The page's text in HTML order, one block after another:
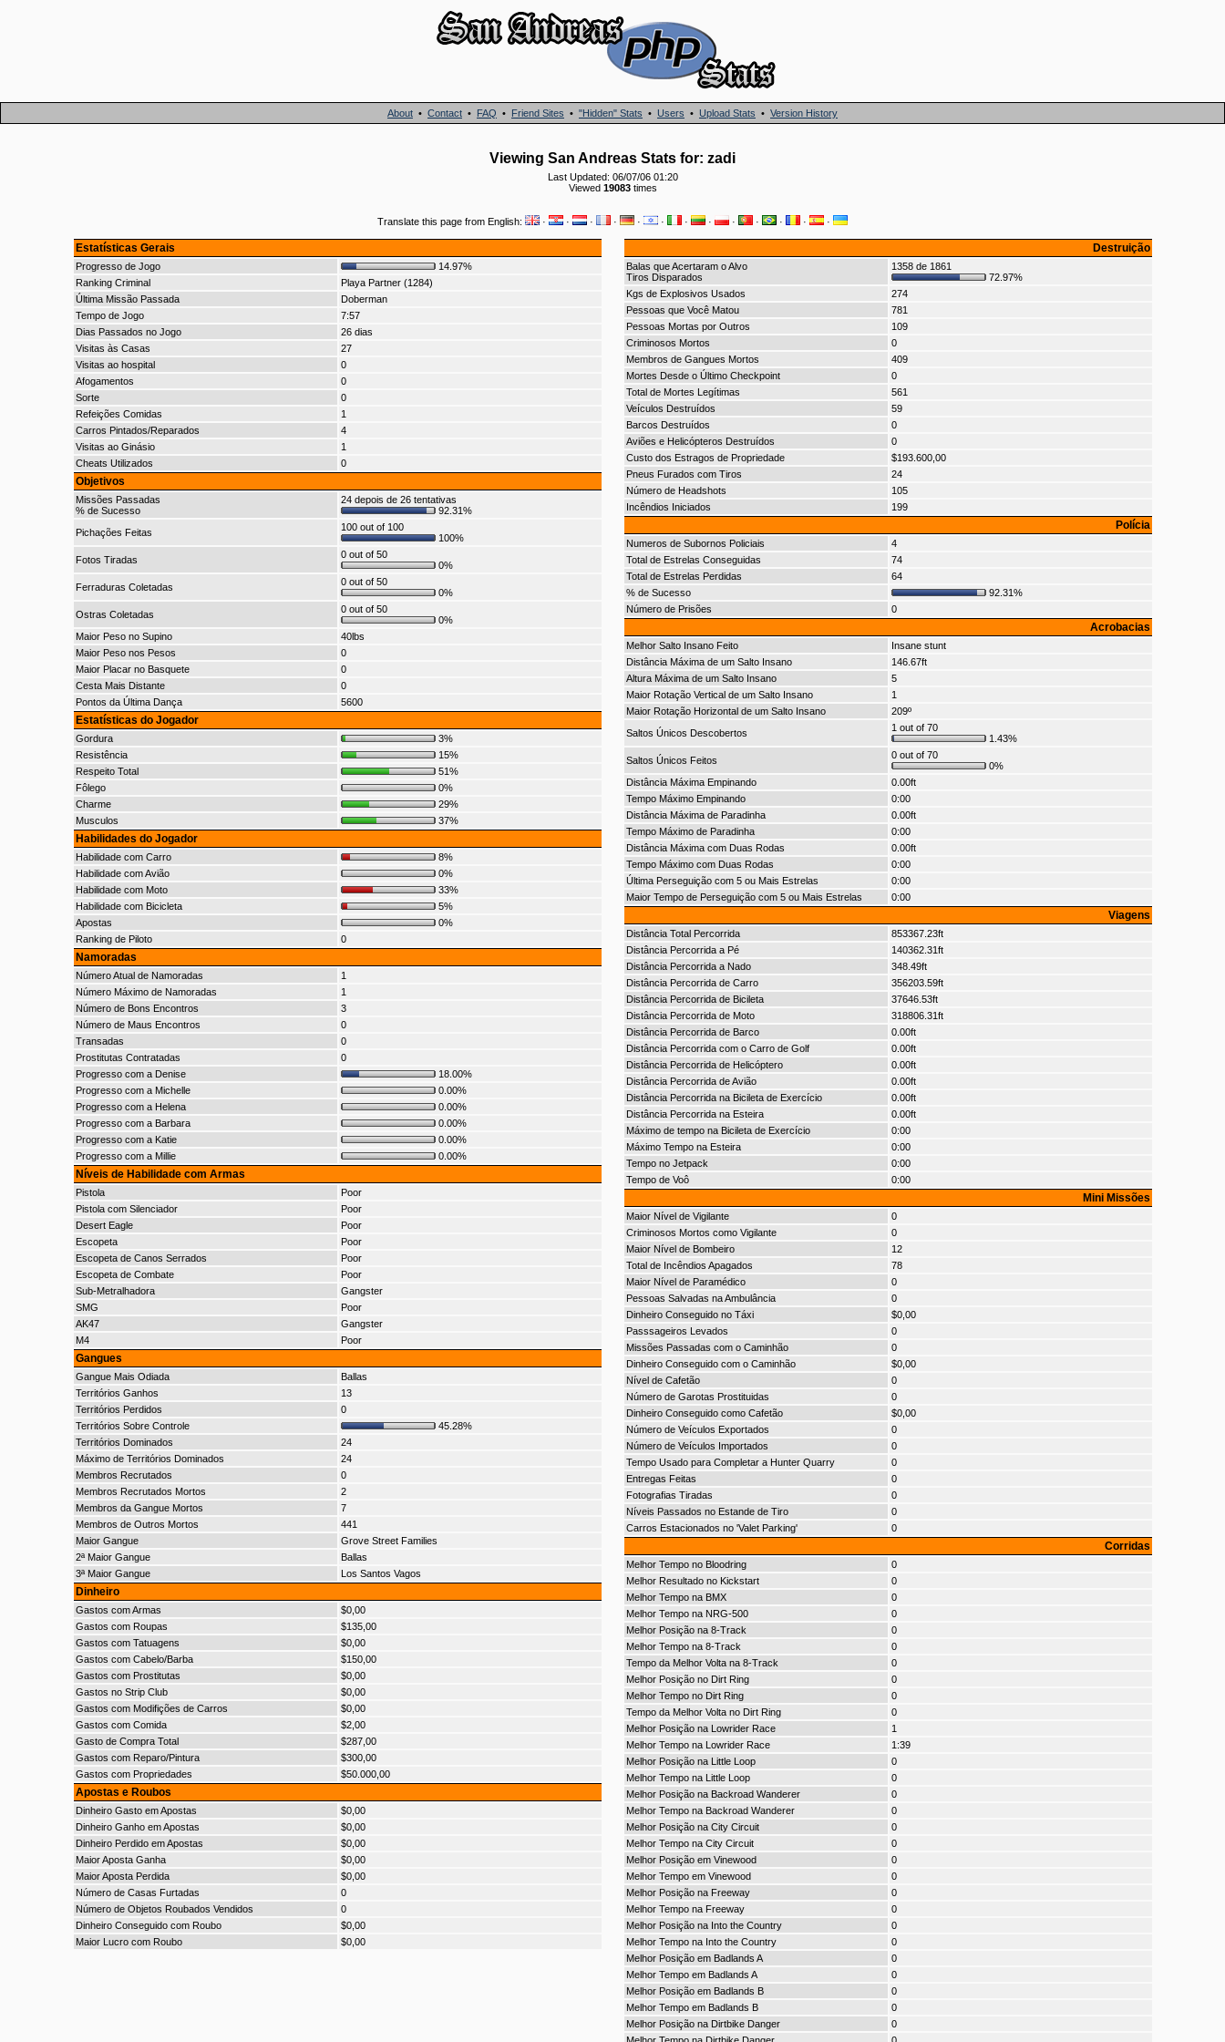
About • Contact • FAQ • Friend Sites • "Hidden" Stats • Users • Upload Stats • Version History
Viewing San Andreas Stats for: zadi
Last Updated: 06/07/06 01:20
Viewed 19083times
Translate this page from English: · · · · · · · · · · · · ·
Estatísticas Gerais
Progresso de Jogo
14.97%
Ranking Criminal
Playa Partner (1284)
Última Missão Passada
Doberman
Tempo de Jogo
7:57
Dias Passados no Jogo
26 dias
Visitas às Casas
27
Visitas ao hospital
0
Afogamentos
0
Sorte
0
Refeições Comidas
1
Carros Pintados/Reparados
4
Visitas ao Ginásio
1
Cheats Utilizados
0
Objetivos
Missões Passadas
% de Sucesso
24 depois de 26 tentativas
92.31%
Pichações Feitas
100 out of 100
100%
Fotos Tiradas
0 out of 50
0%
Ferraduras Coletadas
0 out of 50
0%
Ostras Coletadas
0 out of 50
0%
Maior Peso no Supino
40lbs
Maior Peso nos Pesos
0
Maior Placar no Basquete
0
Cesta Mais Distante
0
Pontos da Última Dança
5600
Estatísticas do Jogador
Gordura
3%
Resistência
15%
Respeito Total
51%
Fôlego
0%
Charme
29%
Musculos
37%
Habilidades do Jogador
Habilidade com Carro
8%
Habilidade com Avião
0%
Habilidade com Moto
33%
Habilidade com Bicicleta
5%
Apostas
0%
Ranking de Piloto
0
Namoradas
Número Atual de Namoradas
1
Número Máximo de Namoradas
1
Número de Bons Encontros
3
Número de Maus Encontros
0
Transadas
0
Prostitutas Contratadas
0
Progresso com a Denise
18.00%
Progresso com a Michelle
0.00%
Progresso com a Helena
0.00%
Progresso com a Barbara
0.00%
Progresso com a Katie
0.00%
Progresso com a Millie
0.00%
Níveis de Habilidade com Armas
Pistola
Poor
Pistola com Silenciador
Poor
Desert Eagle
Poor
Escopeta
Poor
Escopeta de Canos Serrados
Poor
Escopeta de Combate
Poor
Sub-Metralhadora
Gangster
SMG
Poor
AK47
Gangster
M4
Poor
Gangues
Gangue Mais Odiada
Ballas
Territórios Ganhos
13
Territórios Perdidos
0
Territórios Sobre Controle
45.28%
Territórios Dominados
24
Máximo de Territórios Dominados
24
Membros Recrutados
0
Membros Recrutados Mortos
2
Membros da Gangue Mortos
7
Membros de Outros Mortos
441
Maior Gangue
Grove Street Families
2ª Maior Gangue
Ballas
3ª Maior Gangue
Los Santos Vagos
Dinheiro
Gastos com Armas
$0,00
Gastos com Roupas
$135,00
Gastos com Tatuagens
$0,00
Gastos com Cabelo/Barba
$150,00
Gastos com Prostitutas
$0,00
Gastos no Strip Club
$0,00
Gastos com Modifições de Carros
$0,00
Gastos com Comida
$2,00
Gasto de Compra Total
$287,00
Gastos com Reparo/Pintura
$300,00
Gastos com Propriedades
$50.000,00
Apostas e Roubos
Dinheiro Gasto em Apostas
$0,00
Dinheiro Ganho em Apostas
$0,00
Dinheiro Perdido em Apostas
$0,00
Maior Aposta Ganha
$0,00
Maior Aposta Perdida
$0,00
Número de Casas Furtadas
0
Número de Objetos Roubados Vendidos
0
Dinheiro Conseguido com Roubo
$0,00
Maior Lucro com Roubo
$0,00
Destruição
Balas que Acertaram o Alvo
Tiros Disparados
1358 de 1861
72.97%
Kgs de Explosivos Usados
274
Pessoas que Você Matou
781
Pessoas Mortas por Outros
109
Criminosos Mortos
0
Membros de Gangues Mortos
409
Mortes Desde o Último Checkpoint
0
Total de Mortes Legítimas
561
Veículos Destruídos
59
Barcos Destruídos
0
Aviões e Helicópteros Destruídos
0
Custo dos Estragos de Propriedade
$193.600,00
Pneus Furados com Tiros
24
Número de Headshots
105
Incêndios Iniciados
199
Polícia
Numeros de Subornos Policiais
4
Total de Estrelas Conseguidas
74
Total de Estrelas Perdidas
64
% de Sucesso
92.31%
Número de Prisões
0
Acrobacias
Melhor Salto Insano Feito
Insane stunt
Distância Máxima de um Salto Insano
146.67ft
Altura Máxima de um Salto Insano
5
Maior Rotação Vertical de um Salto Insano
1
Maior Rotação Horizontal de um Salto Insano
209º
Saltos Únicos Descobertos
1 out of 70
1.43%
Saltos Únicos Feitos
0 out of 70
0%
Distância Máxima Empinando
0.00ft
Tempo Máximo Empinando
0:00
Distância Máxima de Paradinha
0.00ft
Tempo Máximo de Paradinha
0:00
Distância Máxima com Duas Rodas
0.00ft
Tempo Máximo com Duas Rodas
0:00
Última Perseguição com 5 ou Mais Estrelas
0:00
Maior Tempo de Perseguição com 5 ou Mais Estrelas
0:00
Viagens
Distância Total Percorrida
853367.23ft
Distância Percorrida a Pé
140362.31ft
Distância Percorrida a Nado
348.49ft
Distância Percorrida de Carro
356203.59ft
Distância Percorrida de Bicileta
37646.53ft
Distância Percorrida de Moto
318806.31ft
Distância Percorrida de Barco
0.00ft
Distância Percorrida com o Carro de Golf
0.00ft
Distância Percorrida de Helicóptero
0.00ft
Distância Percorrida de Avião
0.00ft
Distância Percorrida na Bicileta de Exercício
0.00ft
Distância Percorrida na Esteira
0.00ft
Máximo de tempo na Bicileta de Exercício
0:00
Máximo Tempo na Esteira
0:00
Tempo no Jetpack
0:00
Tempo de Voô
0:00
Mini Missões
Maior Nível de Vigilante
0
Criminosos Mortos como Vigilante
0
Maior Nível de Bombeiro
12
Total de Incêndios Apagados
78
Maior Nível de Paramédico
0
Pessoas Salvadas na Ambulância
0
Dinheiro Conseguido no Táxi
$0,00
Passsageiros Levados
0
Missões Passadas com o Caminhão
0
Dinheiro Conseguido com o Caminhão
$0,00
Nível de Cafetão
0
Número de Garotas Prostituidas
0
Dinheiro Conseguido como Cafetão
$0,00
Número de Veículos Exportados
0
Número de Veículos Importados
0
Tempo Usado para Completar a Hunter Quarry
0
Entregas Feitas
0
Fotografias Tiradas
0
Níveis Passados no Estande de Tiro
0
Carros Estacionados no 'Valet Parking'
0
Corridas
Melhor Tempo no Bloodring
0
Melhor Resultado no Kickstart
0
Melhor Tempo na BMX
0
Melhor Tempo na NRG-500
0
Melhor Posição na 8-Track
0
Melhor Tempo na 8-Track
0
Tempo da Melhor Volta na 8-Track
0
Melhor Posição no Dirt Ring
0
Melhor Tempo no Dirt Ring
0
Tempo da Melhor Volta no Dirt Ring
0
Melhor Posição na Lowrider Race
1
Melhor Tempo na Lowrider Race
1:39
Melhor Posição na Little Loop
0
Melhor Tempo na Little Loop
0
Melhor Posição na Backroad Wanderer
0
Melhor Tempo na Backroad Wanderer
0
Melhor Posição na City Circuit
0
Melhor Tempo na City Circuit
0
Melhor Posição em Vinewood
0
Melhor Tempo em Vinewood
0
Melhor Posição na Freeway
0
Melhor Tempo na Freeway
0
Melhor Posição na Into the Country
0
Melhor Tempo na Into the Country
0
Melhor Posição em Badlands A
0
Melhor Tempo em Badlands A
0
Melhor Posição em Badlands B
0
Melhor Tempo em Badlands B
0
Melhor Posição na Dirtbike Danger
0